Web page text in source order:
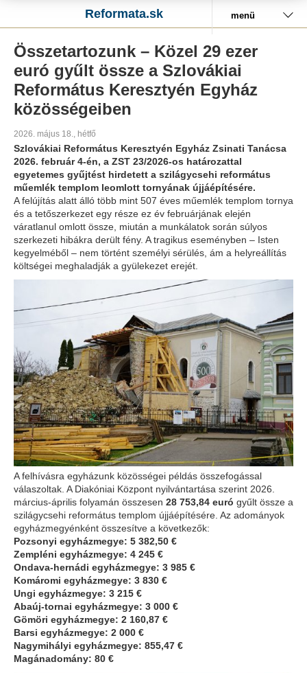
Reformata.sk menü
Összetartozunk – Közel 29 ezer
euró gyűlt össze a Szlovákiai
Református Keresztyén Egyház
közösségeiben
2026. május 18., hétfő
Szlovákiai Református Keresztyén Egyház Zsinati Tanácsa
2026. február 4-én, a ZST 23/2026-os határozattal
egyetemes gyűjtést hirdetett a szilágycsehi református
műemlék templom leomlott tornyának újjáépítésére.
A felújítás alatt álló több mint 507 éves műemlék templom tornya
és a tetőszerkezet egy része ez év februárjának elején
váratlanul omlott össze, miután a munkálatok során súlyos
szerkezeti hibákra derült fény. A tragikus eseményben – Isten
kegyelméből – nem történt személyi sérülés, ám a helyreállítás
költségei meghaladják a gyülekezet erejét.
A felhívásra egyházunk közösségei példás összefogással
válaszoltak. A Diakóniai Központ nyilvántartása szerint 2026.
március-április folyamán összesen 28 753,84 euró gyűlt össze a
szilágycsehi református templom újjáépítésére. Az adományok
egyházmegyénként összesítve a következők:
Pozsonyi egyházmegye: 5 382,50 €
Zempléni egyházmegye: 4 245 €
Ondava-hernádi egyházmegye: 3 985 €
Komáromi egyházmegye: 3 830 €
Ungi egyházmegye: 3 215 €
Abaúj-tornai egyházmegye: 3 000 €
Gömöri egyházmegye: 2 160,87 €
Barsi egyházmegye: 2 000 €
Nagymihályi egyházmegye: 855,47 €
Magánadomány: 80 €